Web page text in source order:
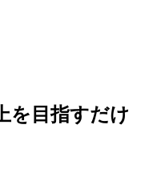
を目指すだけ